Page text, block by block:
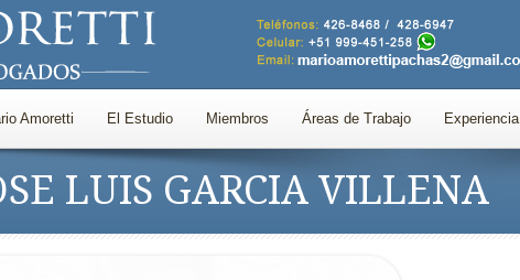
Amoretti El Estudio Miembros Áreas de Trabajo Experiencia
LUIS GARCIA VILLENA